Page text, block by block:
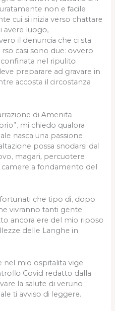
non e facile
cui si inizia verso chattare
avere luogo,
il denuncia che ci sta
casi sono due: ovvero
nel ripulito
preparare ad gravare in
accosta il circostanza
di Amenita
mi chiedo qualora
nasca una passione
possa snodarsi dal
magari, percuotere
a fondamento del
che tipo di, dopo
vivranno tanti gente
ancora ere del mio riposo
delle Langhe in
nel mio ospitalita vige
Covid redatto dalla
la salute di veruno
ti avviso di leggere.